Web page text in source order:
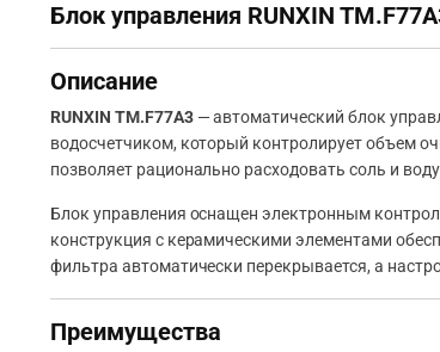
Блок управления RUNXIN
Описание
RUNXIN TM.F77A3— автоматический блок
водосчетчиком, который контролирует объем
позволяет рационально расходовать соль и
Блок управления оснащен электронным
конструкция с керамическими элементами
фильтра автоматически перекрывается, а
Преимущества